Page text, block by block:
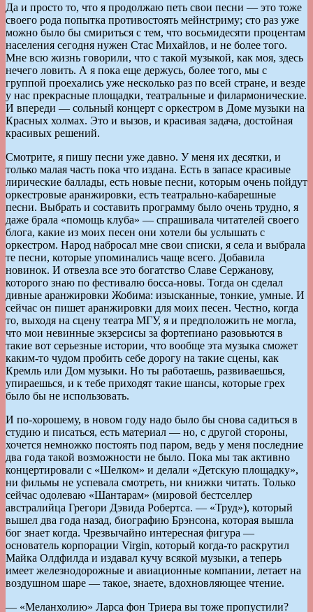
Да и просто то, что я продолжаю петь свои песни — это тоже
своего рода попытка противостоять мейнстриму; сто раз уже
можно было бы смириться с тем, что восьмидесяти процентам
населения сегодня нужен Стас Михайлов, и не более того.
Мне всю жизнь говорили, что с такой музыкой, как моя, здесь
нечего ловить. А я пока еще держусь, более того, мы с
группой проехались уже несколько раз по всей стране, и везде
у нас прекрасные площадки, театральные и филармонические.
И впереди — сольный концерт с оркестром в Доме музыки на
Красных холмах. Это и вызов, и красивая задача, достойная
красивых решений.
Смотрите, я пишу песни уже давно. У меня их десятки, и
только малая часть пока что издана. Есть в запасе красивые
лирические баллады, есть новые песни, которым очень пойдут
оркестровые аранжировки, есть театрально-кабарешные
песни. Выбрать и составить программу было очень трудно, я
даже брала «помощь клуба» — спрашивала читателей своего
блога, какие из моих песен они хотели бы услышать с
оркестром. Народ набросал мне свои списки, я села и выбрала
те песни, которые упоминались чаще всего. Добавила
новинок. И отвезла все это богатство Славе Сержанову,
которого знаю по фестивалю босса-новы. Тогда он сделал
дивные аранжировки Жобима: изысканные, тонкие, умные. И
сейчас он пишет аранжировки для моих песен. Честно, когда
то, выходя на сцену театра МГУ, я и предположить не могла,
что мои невинные экзерсисы за фортепиано разовьются в
такие вот серьезные истории, что вообще эта музыка сможет
каким-то чудом пробить себе дорогу на такие сцены, как
Кремль или Дом музыки. Но ты работаешь, развиваешься,
упираешься, и к тебе приходят такие шансы, которые грех
было бы не использовать.
И по-хорошему, в новом году надо было бы снова садиться в
студию и писаться, есть материал — но, с другой стороны,
хочется немножко постоять под паром, ведь у меня последние
два года такой возможности не было. Пока мы так активно
концертировали с «Шелком» и делали «Детскую площадку»,
ни фильмы не успевала смотреть, ни книжки читать. Только
сейчас одолеваю «Шантарам» (мировой бестселлер
австралийца Грегори Дэвида Робертса. — «Труд»), который
вышел два года назад, биографию Брэнсона, которая вышла
бог знает когда. Чрезвычайно интересная фигура —
основатель корпорации Virgin, который когда-то раскрутил
Майка Олдфилда и издавал кучу всякой музыки, а теперь
имеет железнодорожные и авиационные компании, летает на
воздушном шаре — такое, знаете, вдохновляющее чтение.
— «Меланхолию» Ларса фон Триера вы тоже пропустили?